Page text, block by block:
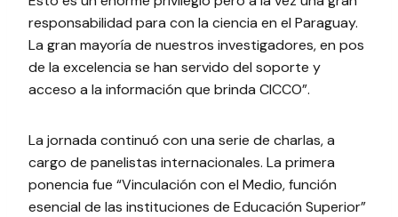
responsabilidad para con la ciencia en el Paraguay.
La gran mayoría de nuestros investigadores, en pos
de la excelencia se han servido del soporte y
acceso a la información que brinda CICCO”.
La jornada continuó con una serie de charlas, a
cargo de panelistas internacionales. La primera
ponencia fue “Vinculación con el Medio, función
esencial de las instituciones de Educación Superior”